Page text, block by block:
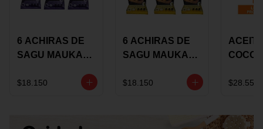
6 ACHIRAS DE
SAGU MAUKA
$18.150
6 ACHIRAS DE
SAGU MAUKA
GRS
$18.150
COCO
150G
$28.550